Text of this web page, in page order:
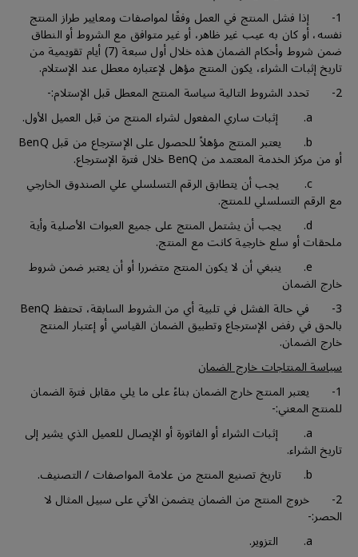
1- إذا فشل المنتج في العمل وفقًا لمواصفات ومعايير طراز المنتج
نفسه، أو كان به عيب غير ظاهر، أو غير متوافق مع الشروط أو النطاق
ضمن شروط وأحكام الضمان هذه خلال أول سبعة (7) أيام تقويمية من
تاريخ إثبات الشراء، يكون المنتج مؤهل لإعتباره معطل عند الإستلام.
2- تحدد الشروط التالية سياسة المنتج المعطل قبل الإستلام:-
b. يعتبر المنتج مؤهلاً للحصول على الإسترجاع من قبل BenQ
أو من مركز الخدمة المعتمد من BenQ خلال فترة الإسترجاع.
c. يجب أن يتطابق الرقم التسلسلي علي الصندوق الخارجي
مع الرقم التسلسلي للمنتج.
d. يجب أن يشتمل المنتج على جميع العبوات الأصلية وأية
ملحقات أو سلع خارجية كانت مع المنتج.
e. ينبغي أن لا يكون المنتج متضررا أو أن يعتبر ضمن شروط
خارج الضمان
3- في حالة الفشل في تلبية أي من الشروط السابقة، تحتفظ BenQ
بالحق في رفض الإسترجاع وتطبيق الضمان القياسي أو إعتبار المنتج
خارج الضمان.
سياسة المنتاجات خارج الضمان
1- يعتبر المنتج خارج الضمان بناءً على ما يلي مقابل فترة الضمان
للمنتج المعني:-
a. إثبات الشراء أو الفاتورة أو الإيصال للعميل الذي يشير إلى
تاريخ الشراء.
2- خروج المنتج من الضمان يتضمن الأتي على سبيل المثال لا
الحصر:-